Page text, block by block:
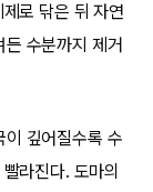
로 닦은 뒤 자연
든 수분까지 제거
이 깊어질수록 수
라진다. 도마의